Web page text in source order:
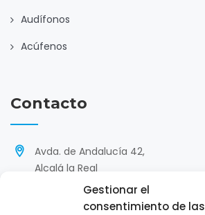
Gestionar el
consentimiento de las
Audífonos
Acúfenos
Contacto
Avda. de Andalucía 42,
Alcalá la Real
953 585 299 / 640 612 360